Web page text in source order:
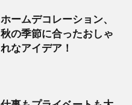
ホームデコレーション、
秋の季節に合ったおしゃ
れなアイデア！